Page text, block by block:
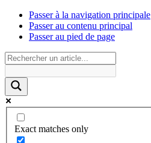
Passer à la navigation principale
Passer au contenu principal
Passer au pied de page
Exact matches only